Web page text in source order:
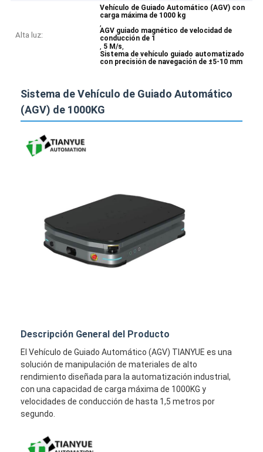
Alta luz:
Vehículo de Guiado Automático (AGV) con
carga máxima de 1000 kg
,
AGV guiado magnético de velocidad de
conducción de 1
, 5 M/s,
Sistema de vehículo guiado automatizado
con precisión de navegación de ±5-10 mm
Sistema de Vehículo de Guiado Automático
(AGV) de 1000KG
Descripción General del Producto
El Vehículo de Guiado Automático (AGV) TIANYUE es una
solución de manipulación de materiales de alto
rendimiento diseñada para la automatización industrial,
con una capacidad de carga máxima de 1000KG y
velocidades de conducción de hasta 1,5 metros por
segundo.